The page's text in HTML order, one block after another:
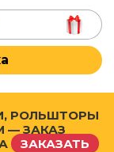
РОЛЬШТОРЫ
— ЗАКАЗ
ЗАКАЗАТЬ